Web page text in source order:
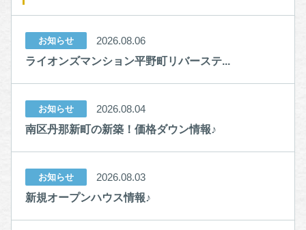
お知らせ
2026.08.06
ライオンズマンション平野町リバーステ...
お知らせ
2026.08.04
南区丹那新町の新築！価格ダウン情報♪
お知らせ
2026.08.03
新規オープンハウス情報♪